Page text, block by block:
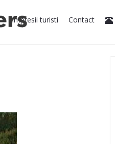
Impresii turisti Contact